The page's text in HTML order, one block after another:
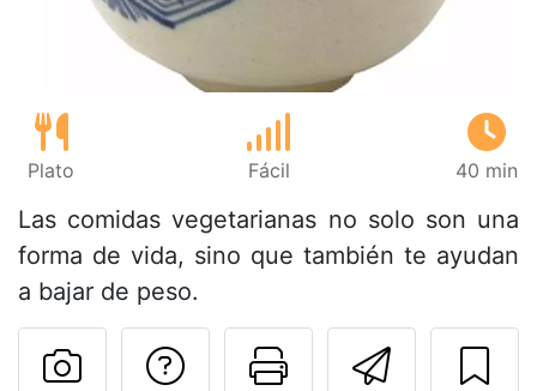
Plato Fácil 40 min
Las comidas vegetarianas no solo son una
forma de vida, sino que también te ayudan
a bajar de peso.
Imprimir
Preguntar al autor